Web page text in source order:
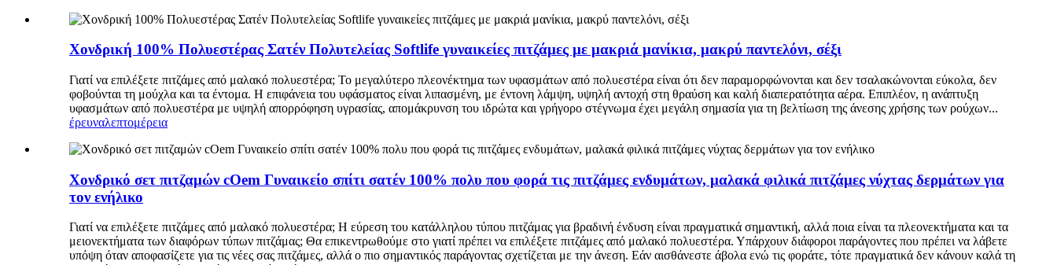
Χονδρική 100% Πολυεστέρας Σατέν Πολυτελείας Softlife γυναικείες πιτζάμες με μακριά μανίκια, μακρύ παντελόνι, σέξι
Γιατί να επιλέξετε πιτζάμες από μαλακό πολυεστέρα; Το μεγαλύτερο πλεονέκτημα των υφασμάτων από πολυεστέρα είναι ότι δεν παραμορφώνονται και δεν τσαλακώνονται εύκολα, δεν
φοβούνται τη μούχλα και τα έντομα. Η επιφάνεια του υφάσματος είναι λιπασμένη, με έντονη λάμψη, υψηλή αντοχή στη θραύση και καλή διαπερατότητα αέρα. Επιπλέον, η ανάπτυξη
υφασμάτων από πολυεστέρα με υψηλή απορρόφηση υγρασίας, απομάκρυνση του ιδρώτα και γρήγορο στέγνωμα έχει μεγάλη σημασία για τη βελτίωση της άνεσης χρήσης των ρούχων...
έρευναλεπτομέρεια
Χονδρικό σετ πιτζαμών cOem Γυναικείο σπίτι σατέν 100% πολυ που φορά τις πιτζάμες ενδυμάτων, μαλακά φιλικά πιτζάμες νύχτας δερμάτων για
τον ενήλικο
Γιατί να επιλέξετε πιτζάμες από μαλακό πολυεστέρα; Η εύρεση του κατάλληλου τύπου πιτζάμας για βραδινή ένδυση είναι πραγματικά σημαντική, αλλά ποια είναι τα πλεονεκτήματα και τα
μειονεκτήματα των διαφόρων τύπων πιτζάμας; Θα επικεντρωθούμε στο γιατί πρέπει να επιλέξετε πιτζάμες από μαλακό πολυεστέρα. Υπάρχουν διάφοροι παράγοντες που πρέπει να λάβετε
υπόψη όταν αποφασίζετε για τις νέες σας πιτζάμες, αλλά ο πιο σημαντικός παράγοντας σχετίζεται με την άνεση. Εάν αισθάνεστε άβολα ενώ τις φοράτε, τότε πραγματικά δεν κάνουν καλά τη